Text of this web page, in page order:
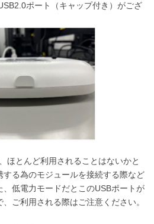
ポート（キャップ付き）がござ
ほとんど利用されることはないかと
る為のモジュールを接続する際など
低電力モードだとこのUSBポートが
ご利用される際はご注意ください。